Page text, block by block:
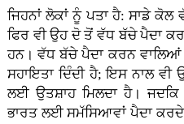
ਜਿਹਨਾਂ ਲੋਕਾਂ ਨੂੰ ਪਤਾ ਹੈ: ਸਾਡੇ ਕੋਲ
ਫਿਰ ਵੀ ਉਹ ਦੋ ਤੋਂ ਵੱਧ ਬੱਚੇ ਪੈਦਾ
ਹਨ। ਵੱਧ ਬੱਚੇ ਪੈਦਾ ਕਰਨ ਵਾਲਿਆਂ
ਸਹਾਇਤਾ ਦਿੰਦੀ ਹੈ; ਇਸ ਨਾਲ ਵੀ
ਲਈ ਉਤਸ਼ਾਹ ਮਿਲਦਾ ਹੈ।
ਭਾਰਤ ਲਈ ਸਮੱਸਿਆਵਾਂ ਪੈਦਾ